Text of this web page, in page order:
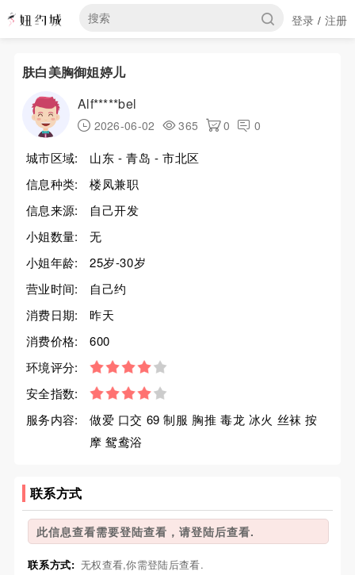
登录 / 注册
肤白美胸御姐婷儿
Alf*****bel
2026-06-02 365 0 0
城市区域:
山东 - 青岛 - 市北区
信息种类:
楼凤兼职
信息来源:
自己开发
小姐数量:
无
小姐年龄:
25岁-30岁
营业时间:
自己约
消费日期:
昨天
消费价格:
600
环境评分:
安全指数:
服务内容:
做爱 口交 69 制服 胸推 毒龙 冰火 丝袜 按
摩 鸳鸯浴
联系方式
此信息查看需要登陆查看，请登陆后查看.
联系方式: 无权查看,你需登陆后查看.